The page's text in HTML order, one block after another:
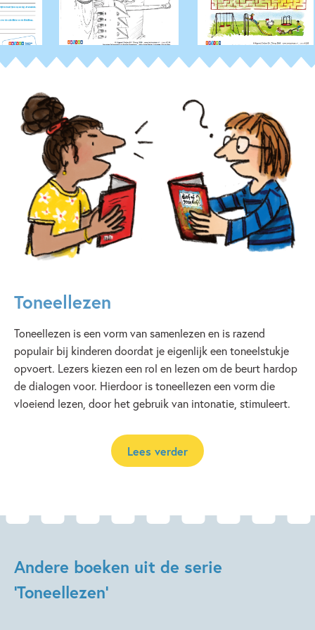
Toneellezen
Toneellezen is een vorm van samenlezen en is razend
populair bij kinderen doordat je eigenlijk een toneelstukje
opvoert. Lezers kiezen een rol en lezen om de beurt hardop
de dialogen voor. Hierdoor is toneellezen een vorm die
vloeiend lezen, door het gebruik van intonatie, stimuleert.
Lees verder
Andere boeken uit de serie
'Toneellezen'